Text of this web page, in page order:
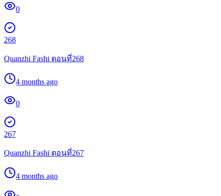
0
268
Quanzhi Fashi ตอนที่268
4 months ago
0
267
Quanzhi Fashi ตอนที่267
4 months ago